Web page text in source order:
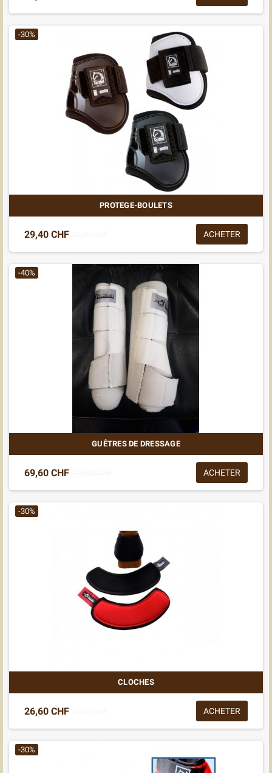
-30%
PROTEGE-BOULETS
29,40 CHF ACHETER
-40%
GUÊTRES DE DRESSAGE
69,60 CHF ACHETER
-30%
CLOCHES
26,60 CHF ACHETER
-30%